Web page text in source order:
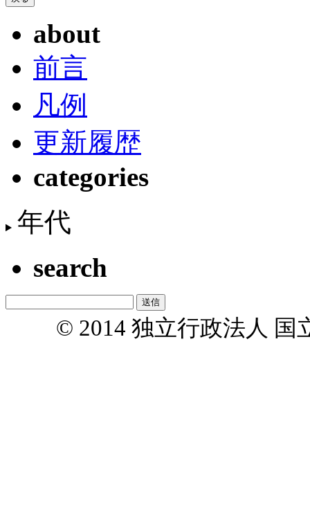
about
前言
凡例
更新履歴
categories
年代
search
© 2014 独立行政法人 国